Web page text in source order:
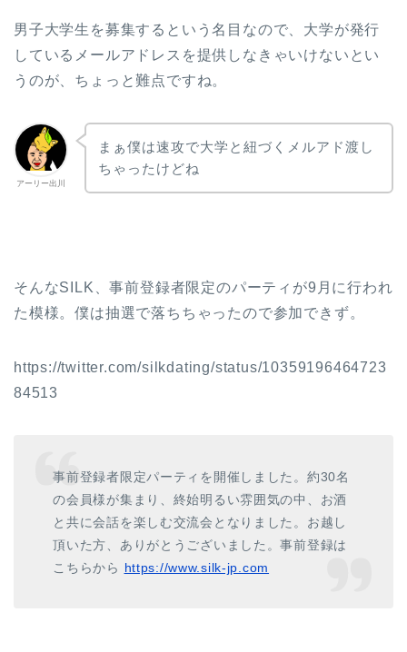
男子大学生を募集するという名目なので、大学が発行
しているメールアドレスを提供しなきゃいけないとい
うのが、ちょっと難点ですね。
アーリー出川
まぁ僕は速攻で大学と紐づくメルアド渡し
ちゃったけどね
そんなSILK、事前登録者限定のパーティが9月に行われ
た模様。僕は抽選で落ちちゃったので参加できず。
https://twitter.com/silkdating/status/10359196464723
84513
事前登録者限定パーティを開催しました。約30名
の会員様が集まり、終始明るい雰囲気の中、お酒
と共に会話を楽しむ交流会となりました。お越し
頂いた方、ありがとうございました。事前登録は
こちらから https://www.silk-jp.com